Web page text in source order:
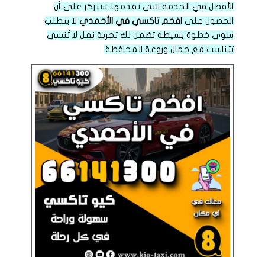
الأفضل في الخدمة التي نقدمها. سنركز على أن
الحصول على افخم تاكسي في الأحمديلا يتطلب
سوى خطوة بسيطة تضمن لك تجربة نقل لا تُنسى
تتناسب مع جمال وروعة المحافظة.